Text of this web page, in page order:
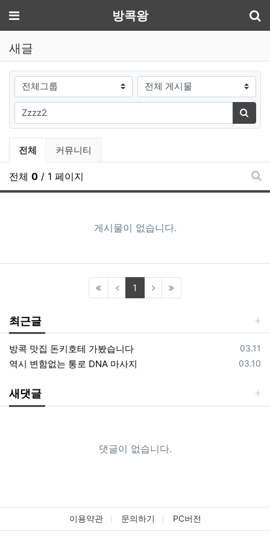
메뉴 방콕왕
새글
게시판그룹 검색대상
검색어필수
검색
전체게시물 그룹 목록
전체 커뮤니티
전체 0 / 1 페이지
새
게시물이 없습니다.
1 (current)
최근글
등록일
03.11
방콕 맛집 돈키호테 가봤습니다
등록일
03.10
역시 변함없는 통로 DNA 마사지
새댓글
댓글이 없습니다.
이용약관 문의하기 PC버전